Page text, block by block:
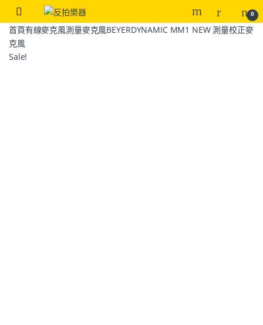
0
首頁有線麥克風測量麥克風BEYERDYNAMIC MM1 NEW 測量校正麥
克風
Sale!